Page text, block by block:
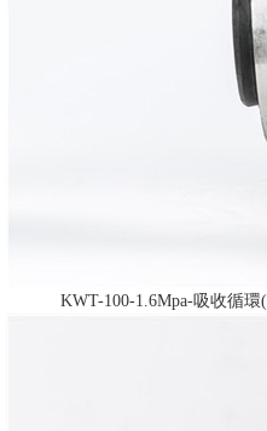
KWT-100-1.6Mpa-吸收循環